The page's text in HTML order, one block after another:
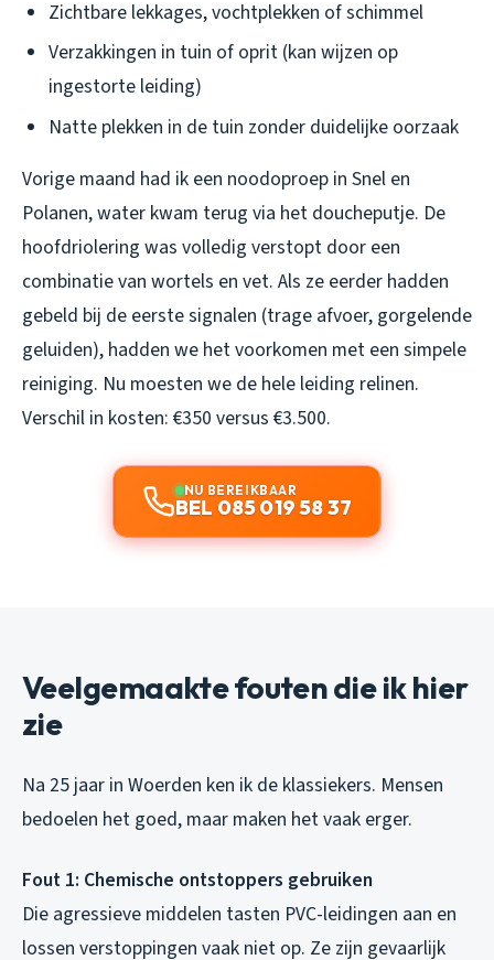
Zichtbare lekkages, vochtplekken of schimmel
Verzakkingen in tuin of oprit (kan wijzen op
ingestorte leiding)
Natte plekken in de tuin zonder duidelijke oorzaak
Vorige maand had ik een noodoproep in Snel en
Polanen, water kwam terug via het doucheputje. De
hoofdriolering was volledig verstopt door een
combinatie van wortels en vet. Als ze eerder hadden
gebeld bij de eerste signalen (trage afvoer, gorgelende
geluiden), hadden we het voorkomen met een simpele
reiniging. Nu moesten we de hele leiding relinen.
Verschil in kosten: €350 versus €3.500.
NU BEREIKBAAR
BEL 085 019 58 37
Veelgemaakte fouten die ik hier
zie
Na 25 jaar in Woerden ken ik de klassiekers. Mensen
bedoelen het goed, maar maken het vaak erger.
Fout 1: Chemische ontstoppers gebruiken
Die agressieve middelen tasten PVC-leidingen aan en
lossen verstoppingen vaak niet op. Ze zijn gevaarlijk